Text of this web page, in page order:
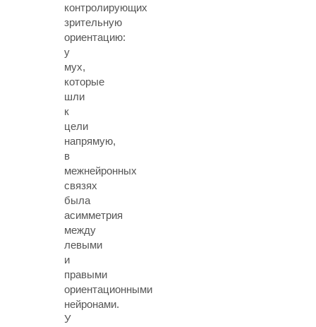
контролирующих
зрительную
ориентацию:
у
мух,
которые
шли
к
цели
напрямую,
в
межнейронных
связях
была
асимметрия
между
левыми
и
правыми
ориентационными
нейронами.
У